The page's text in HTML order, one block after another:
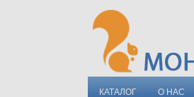
КАТАЛОГ О НАС